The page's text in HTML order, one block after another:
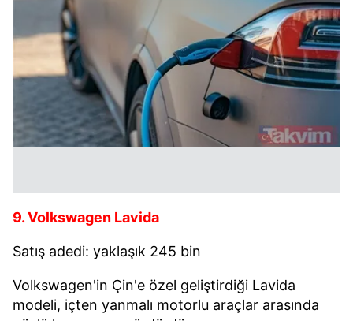
9. Volkswagen Lavida
Satış adedi: yaklaşık 245 bin
Volkswagen'in Çin'e özel geliştirdiği Lavida
modeli, içten yanmalı motorlu araçlar arasında